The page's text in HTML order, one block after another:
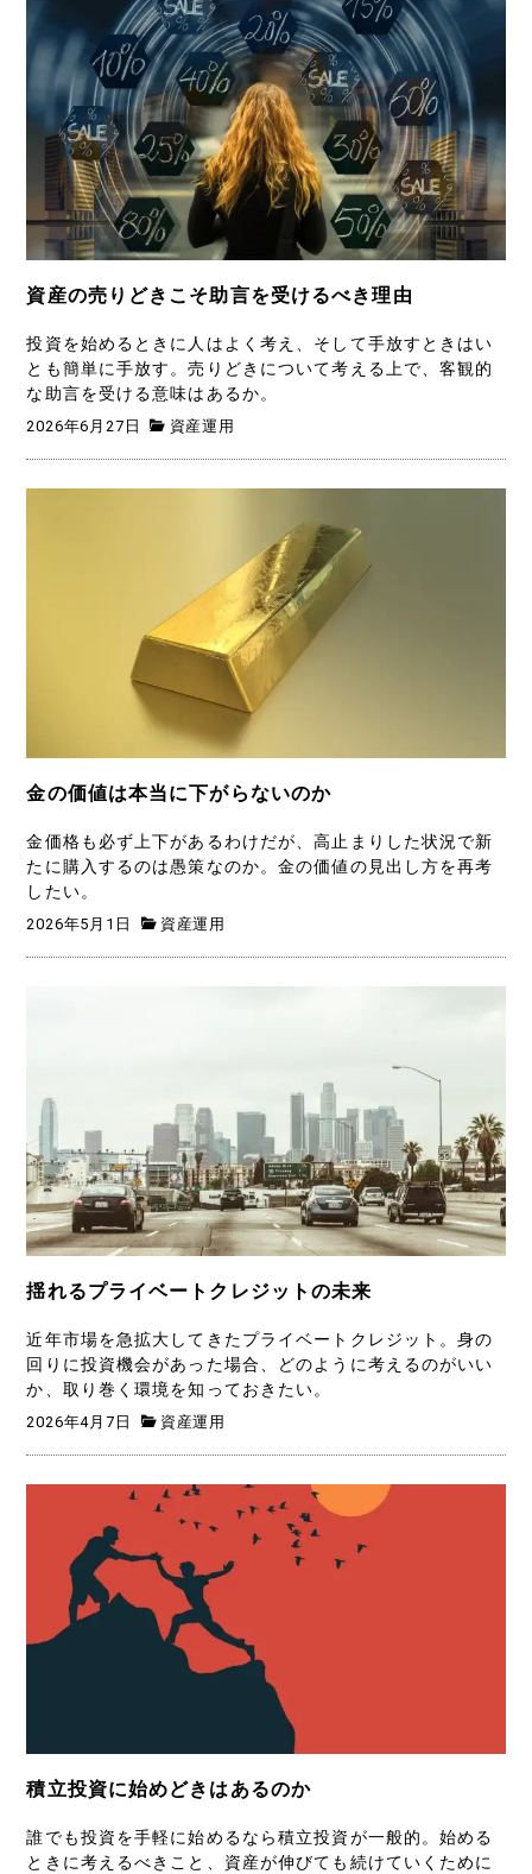
資産の売りどきこそ助言を受けるべき理由
投資を始めるときに人はよく考え、そして手放すときはい
とも簡単に手放す。売りどきについて考える上で、客観的
な助言を受ける意味はあるか。
2026年6月27日 資産運用
金の価値は本当に下がらないのか
金価格も必ず上下があるわけだが、高止まりした状況で新
たに購入するのは愚策なのか。金の価値の見出し方を再考
したい。
2026年5月1日 資産運用
揺れるプライベートクレジットの未来
近年市場を急拡大してきたプライベートクレジット。身の
回りに投資機会があった場合、どのように考えるのがいい
か、取り巻く環境を知っておきたい。
2026年4月7日 資産運用
積立投資に始めどきはあるのか
誰でも投資を手軽に始めるなら積立投資が一般的。始める
ときに考えるべきこと、資産が伸びても続けていくために